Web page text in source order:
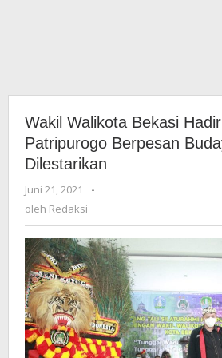
Wakil Walikota Bekasi
Patripurogo Berpesan
Dilestarikan
Juni 21, 2021
oleh
-
oleh Redaksi